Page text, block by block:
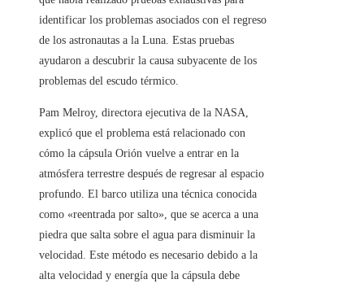
identificar los problemas asociados con el regreso
de los astronautas a la Luna. Estas pruebas
ayudaron a descubrir la causa subyacente de los
problemas del escudo térmico.
Pam Melroy, directora ejecutiva de la NASA,
explicó que el problema está relacionado con
cómo la cápsula Orión vuelve a entrar en la
atmósfera terrestre después de regresar al espacio
profundo. El barco utiliza una técnica conocida
como «reentrada por salto», que se acerca a una
piedra que salta sobre el agua para disminuir la
velocidad. Este método es necesario debido a la
alta velocidad y energía que la cápsula debe